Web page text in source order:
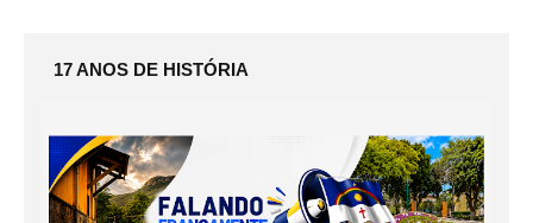
17 ANOS DE HISTÓRIA